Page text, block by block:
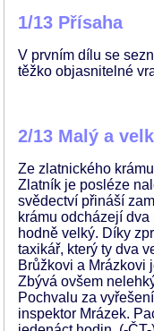
1/13 Přísaha
V prvním dílu se
těžko objasnitelné
2/13 Malý a
Ze zlatnického
Zlatník je posléze
svědectví přináší
krámu odcházejí
hodně velký. Díky
taxikář, který ty dva
Brůžkovi a Mrázkovi
Zbývá ovšem
Pochvalu za
inspektor Mrázek.